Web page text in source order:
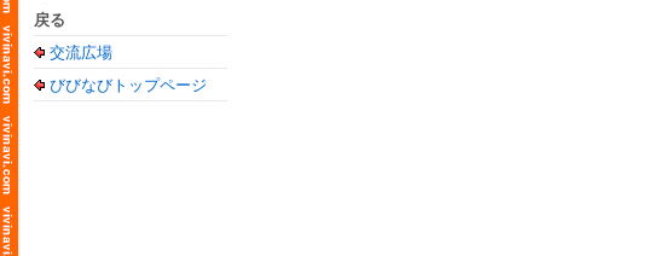
戻る
交流広場
びびなびトップページ